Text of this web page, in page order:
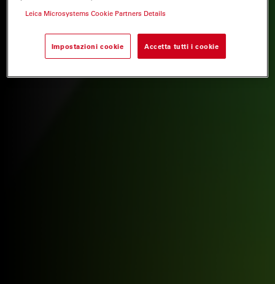
Leica Microsystems Cookie Partners Details
Impostazioni cookie Accetta tutti i cookie